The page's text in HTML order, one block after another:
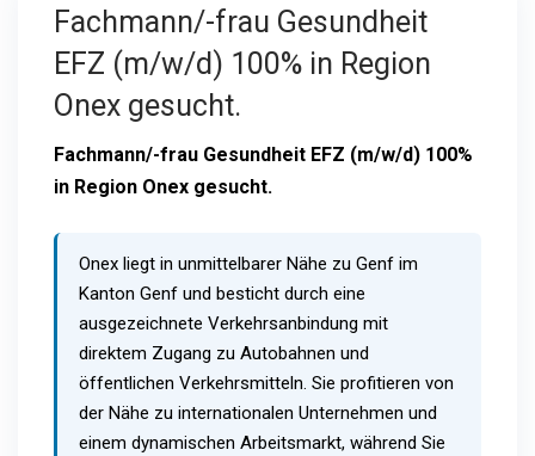
Fachmann/-frau Gesundheit
EFZ (m/w/d) 100% in Region
Onex gesucht.
Fachmann/-frau Gesundheit EFZ (m/w/d) 100%
in Region Onex gesucht.
Onex liegt in unmittelbarer Nähe zu Genf im
Kanton Genf und besticht durch eine
ausgezeichnete Verkehrsanbindung mit
direktem Zugang zu Autobahnen und
öffentlichen Verkehrsmitteln. Sie profitieren von
der Nähe zu internationalen Unternehmen und
einem dynamischen Arbeitsmarkt, während Sie